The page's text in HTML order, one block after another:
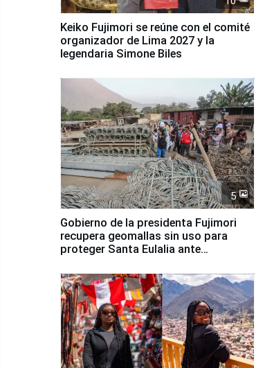
Keiko Fujimori se reúne con el comité
organizador de Lima 2027 y la
legendaria Simone Biles
5
Gobierno de la presidenta Fujimori
recupera geomallas sin uso para
proteger Santa Eulalia ante